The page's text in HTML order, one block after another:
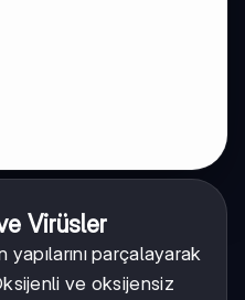
Virüsler
yapılarını parçalayarak
ve oksijensiz